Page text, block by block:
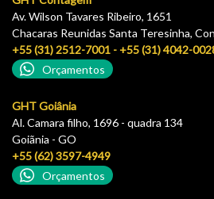
Av. Wilson Tavares Ribeiro, 1651
Chacaras Reunidas Santa Teresinha,
+55 (31) 2512-7001 - +55 (31) 4042-
Orçamentos
GHT Goiânia
Al. Camara filho, 1696 - quadra 134
Goiãnia - GO
+55 (62) 3597-4949
Orçamentos